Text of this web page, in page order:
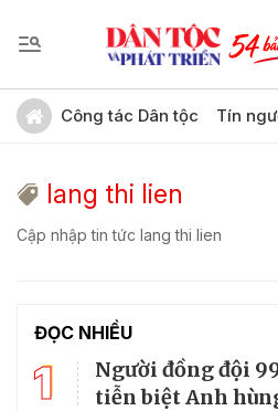
Công tác Dân tộc Tín
lang thi lien
Cập nhập tin tức lang thi lien
ĐỌC NHIỀU
1
Người đồng đội
tiễn biệt Anh